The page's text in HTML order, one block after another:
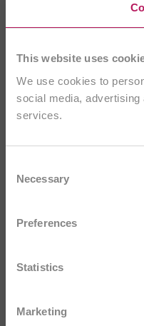
This website uses
We use cookies to
social media, advertising
services.
Selection
Necessary
Preferences
Statistics
Marketing